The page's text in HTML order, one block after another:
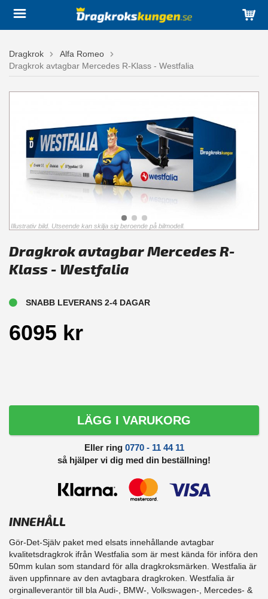
Dragkrok
Alfa Romeo
Dragkrok avtagbar Mercedes R-Klass - Westfalia
Illustrativ bild. Utseende kan skilja sig beroende på bilmodell.
Dragkrok avtagbar Mercedes R-
Klass - Westfalia
SNABB LEVERANS 2-4 DAGAR
6095 kr
LÄGG I VARUKORG
Eller ring 0770 - 11 44 11
så hjälper vi dig med din beställning!
INNEHÅLL
Gör-Det-Själv paket med elsats innehållande avtagbar
kvalitetsdragkrok ifrån Westfalia som är mest kända för införa den
50mm kulan som standard för alla dragkroksmärken. Westfalia är
även uppfinnare av den avtagbara dragkroken. Westfalia är
orginalleverantör till bla Audi-, BMW-, Volkswagen-, Mercedes- &